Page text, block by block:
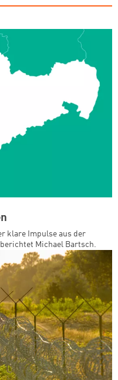
klare Impulse aus der
Michael Bartsch.